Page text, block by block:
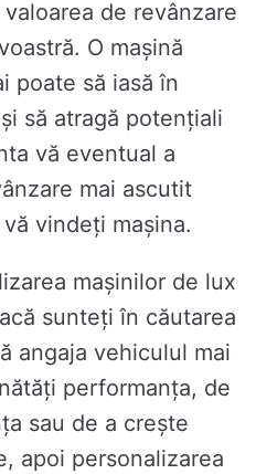
de revânzare
O mașină
poate să iasă în
să atragă potențiali
vă eventual a
mai ascutit
vindeți mașina.
mașinilor de lux
sunteți în căutarea
angaja vehiculul mai
performanța, de
sau de a crește
apoi personalizarea